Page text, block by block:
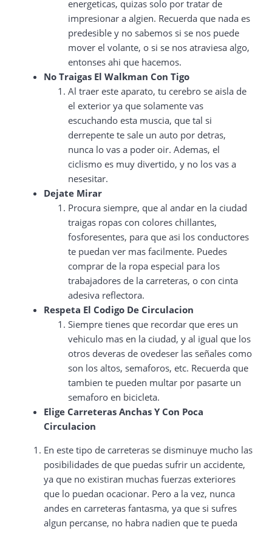
energeticas, quizas solo por tratar de
impresionar a algien. Recuerda que nada es
predesible y no sabemos si se nos puede
mover el volante, o si se nos atraviesa algo,
entonses ahi que hacemos.
No Traigas El Walkman Con Tigo
Al traer este aparato, tu cerebro se aisla de
el exterior ya que solamente vas
escuchando esta muscia, que tal si
derrepente te sale un auto por detras,
nunca lo vas a poder oir. Ademas, el
ciclismo es muy divertido, y no los vas a
nesesitar.
Dejate Mirar
Procura siempre, que al andar en la ciudad
traigas ropas con colores chillantes,
fosforesentes, para que asi los conductores
te puedan ver mas facilmente. Puedes
comprar de la ropa especial para los
trabajadores de la carreteras, o con cinta
adesiva reflectora.
Respeta El Codigo De Circulacion
Siempre tienes que recordar que eres un
vehiculo mas en la ciudad, y al igual que los
otros deveras de ovedeser las señales como
son los altos, semaforos, etc. Recuerda que
tambien te pueden multar por pasarte un
semaforo en bicicleta.
Elige Carreteras Anchas Y Con Poca
Circulacion
En este tipo de carreteras se disminuye mucho las
posibilidades de que puedas sufrir un accidente,
ya que no existiran muchas fuerzas exteriores
que lo puedan ocacionar. Pero a la vez, nunca
andes en carreteras fantasma, ya que si sufres
algun percanse, no habra nadien que te pueda